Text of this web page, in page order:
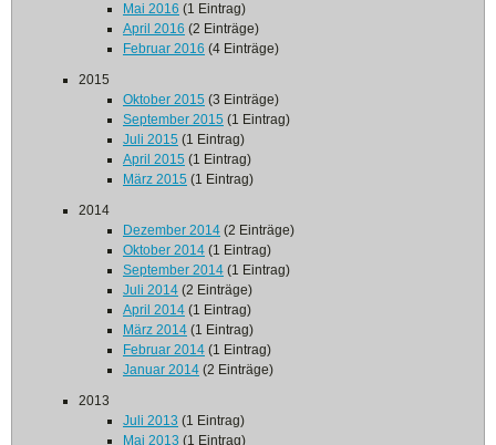
Mai 2016 (1 Eintrag)
April 2016 (2 Einträge)
Februar 2016 (4 Einträge)
2015
Oktober 2015 (3 Einträge)
September 2015 (1 Eintrag)
Juli 2015 (1 Eintrag)
April 2015 (1 Eintrag)
März 2015 (1 Eintrag)
2014
Dezember 2014 (2 Einträge)
Oktober 2014 (1 Eintrag)
September 2014 (1 Eintrag)
Juli 2014 (2 Einträge)
April 2014 (1 Eintrag)
März 2014 (1 Eintrag)
Februar 2014 (1 Eintrag)
Januar 2014 (2 Einträge)
2013
Juli 2013 (1 Eintrag)
Mai 2013 (1 Eintrag)